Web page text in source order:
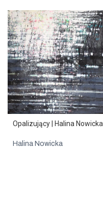
Opalizujący | Halina Nowicka
Halina Nowicka